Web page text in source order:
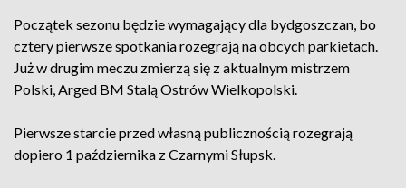
Początek sezonu będzie wymagający dla bydgoszczan, bo
cztery pierwsze spotkania rozegrają na obcych parkietach.
Już w drugim meczu zmierzą się z aktualnym mistrzem
Polski, Arged BM Stalą Ostrów Wielkopolski.
Pierwsze starcie przed własną publicznością rozegrają
dopiero 1 października z Czarnymi Słupsk.